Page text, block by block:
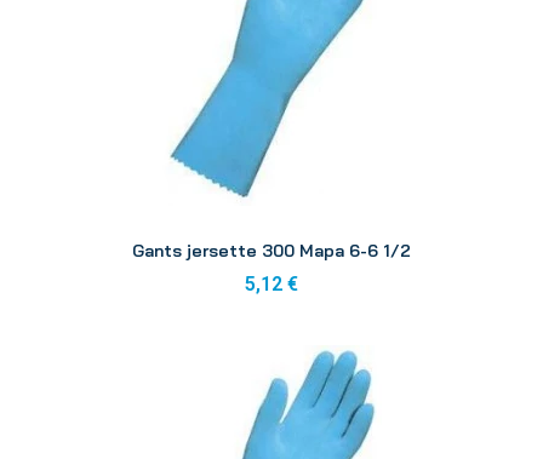
Gants jersette 300 Mapa 6-6 1/2
5,12 €